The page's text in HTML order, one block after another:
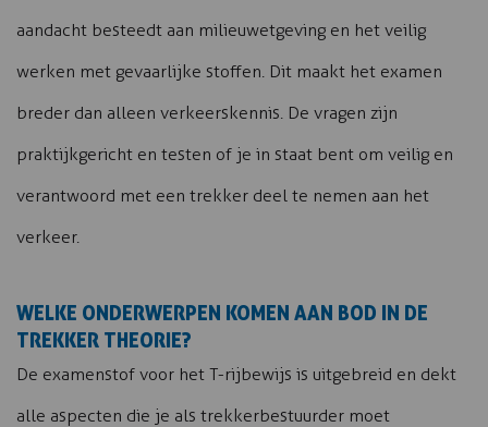
aandacht besteedt aan milieuwetgeving en het veilig
werken met gevaarlijke stoffen. Dit maakt het examen
breder dan alleen verkeerskennis. De vragen zijn
praktijkgericht en testen of je in staat bent om veilig en
verantwoord met een trekker deel te nemen aan het
verkeer.
WELKE ONDERWERPEN KOMEN AAN BOD IN DE
TREKKER THEORIE?
De examenstof voor het T-rijbewijs is uitgebreid en dekt
alle aspecten die je als trekkerbestuurder moet